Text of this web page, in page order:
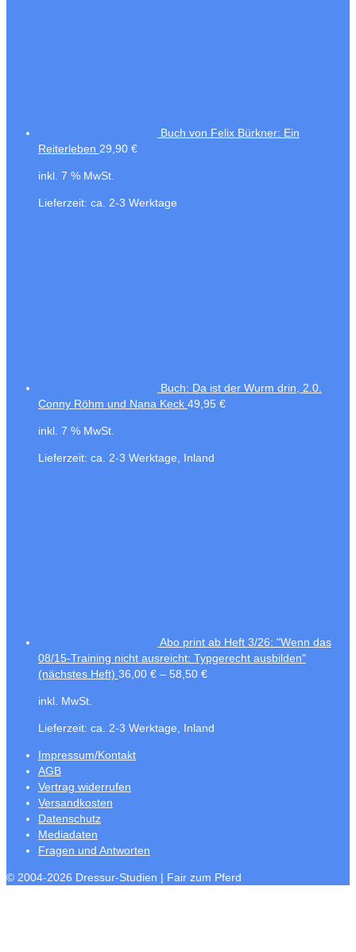
Buch von Felix Bürkner: Ein
Reiterleben 29,90 €
inkl. 7 % MwSt.
Lieferzeit: ca. 2-3 Werktage
Buch: Da ist der Wurm drin, 2.0.
Conny Röhm und Nana Keck 49,95 €
inkl. 7 % MwSt.
Lieferzeit: ca. 2-3 Werktage, Inland
Abo print ab Heft 3/26: "Wenn das
08/15-Training nicht ausreicht: Typgerecht ausbilden"
(nächstes Heft) 36,00 € – 58,50 €
inkl. MwSt.
Lieferzeit: ca. 2-3 Werktage, Inland
Impressum/Kontakt
AGB
Vertrag widerrufen
Versandkosten
Datenschutz
Mediadaten
Fragen und Antworten
© 2004-2026 Dressur-Studien | Fair zum Pferd